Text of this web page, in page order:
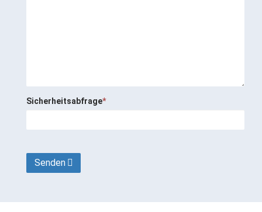
Sicherheitsabfrage*
Senden